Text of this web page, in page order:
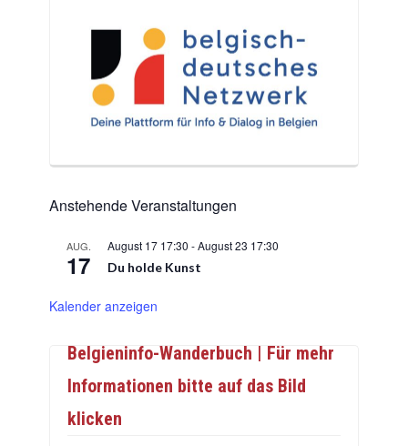
Anstehende Veranstaltungen
AUG.
17
August 17 17:30 -August 23 17:30
Du holde Kunst
Kalender anzeigen
Belgieninfo-Wanderbuch | Für mehr
Informationen bitte auf das Bild
klicken